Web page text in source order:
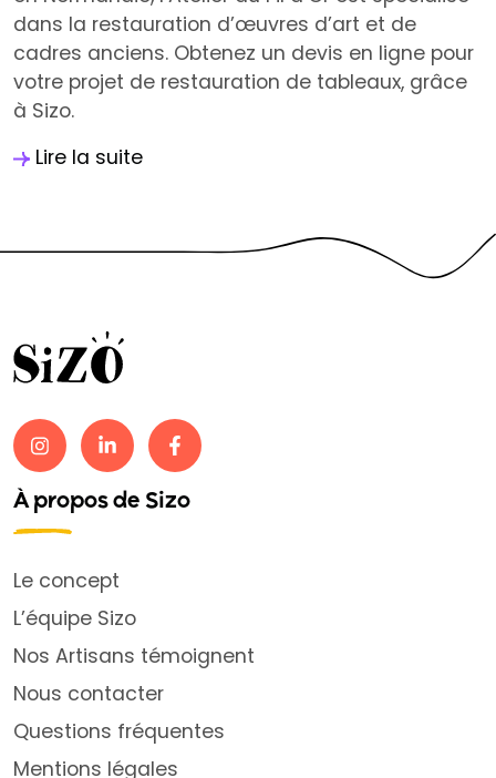
dans la restauration d’œuvres d’art et de
cadres anciens. Obtenez un devis en ligne pour
votre projet de restauration de tableaux, grâce
à Sizo.
Lire la suite
À propos de Sizo
Le concept
L’équipe Sizo
Nos Artisans témoignent
Nous contacter
Questions fréquentes
Mentions légales